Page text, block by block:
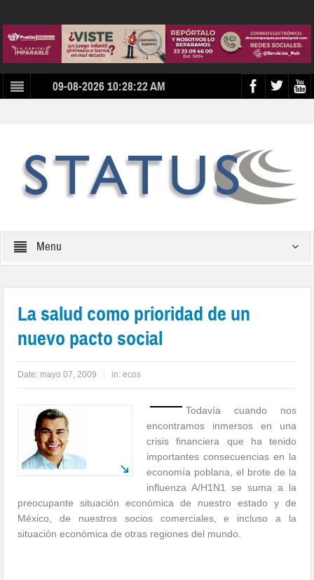
09-08-2026 10:28:22 AM
Menu
La salud como prioridad de un
nuevo pacto social
Date: mayo 07, 2009 in:ecos
Todavía cuando nos
encontramos inmersos en una
crisis financiera que ha tenido
importantes consecuencias en la
economía poblana, el brote de la
influenza A/H1N1 se suma a la
preocupante situación económica de nuestro estado y de
México, de nuestros socios comerciales, e incluso a la
situación económica de otras regiones del mundo.